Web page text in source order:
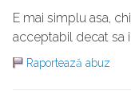
E mai simplu asa,
acceptabil decat sa
Raportează abuz